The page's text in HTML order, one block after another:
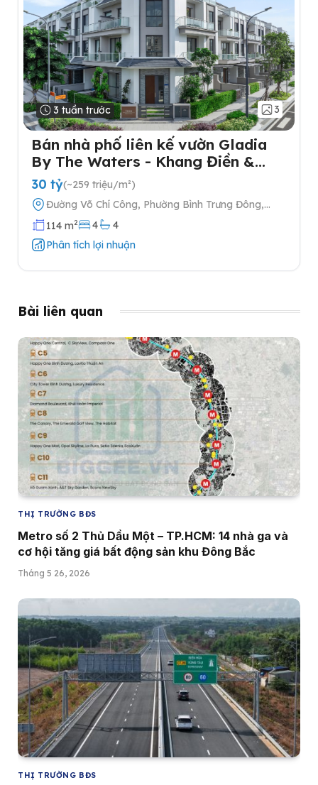
3 tuần trước 3
Bán nhà phố liên kế vườn Gladia
By The Waters - Khang Điền &
Keppel tại Quận 2
30 tỷ(~259 triệu/m²)
Đường Võ Chí Công, Phường Bình Trưng Đông,
Quận 2, Thành phố Hồ Chí Minh
114 m2 4
4
Phân tích lợi nhuận
Bài liên quan
THỊ TRƯỜNG BĐS
Metro số 2 Thủ Dầu Một – TP.HCM: 14 nhà ga và
cơ hội tăng giá bất động sản khu Đông Bắc
Tháng 5 26, 2026
THỊ TRƯỜNG BĐS